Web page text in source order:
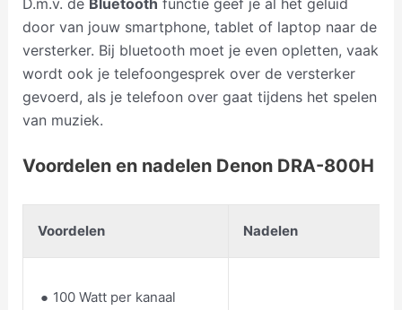
door van jouw smartphone, tablet of laptop naar de
versterker. Bij bluetooth moet je even opletten, vaak
wordt ook je telefoongesprek over de versterker
gevoerd, als je telefoon over gaat tijdens het spelen
van muziek.
Voordelen en nadelen Denon DRA-800H
Voordelen Nadelen
100 Watt per kanaal